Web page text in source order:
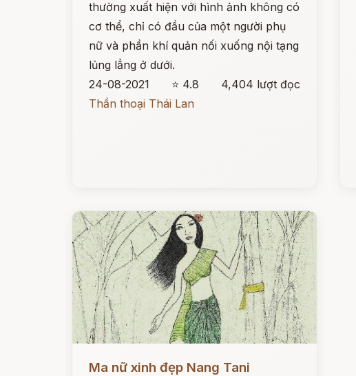
thường xuất hiện với hình ảnh không có
cơ thể, chỉ có đầu của một người phụ
nữ và phần khí quản nối xuống nội tạng
lủng lẳng ở dưới.
24-08-2021
⭐ 4.8
4,404 lượt đọc
Thần thoại Thái Lan
Ma nữ xinh đẹp Nang Tani